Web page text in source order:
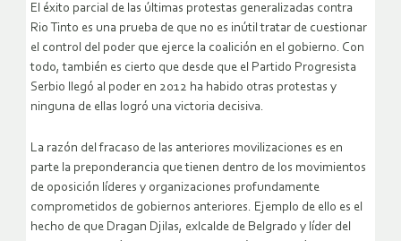
El éxito parcial de las últimas protestas generalizadas contra
Rio Tinto es una prueba de que no es inútil tratar de cuestionar
el control del poder que ejerce la coalición en el gobierno. Con
todo, también es cierto que desde que el Partido Progresista
Serbio llegó al poder en 2012 ha habido otras protestas y
ninguna de ellas logró una victoria decisiva.
La razón del fracaso de las anteriores movilizaciones es en
parte la preponderancia que tienen dentro de los movimientos
de oposición líderes y organizaciones profundamente
comprometidos de gobiernos anteriores. Ejemplo de ello es el
hecho de que Dragan Djilas, exlcalde de Belgrado y líder del